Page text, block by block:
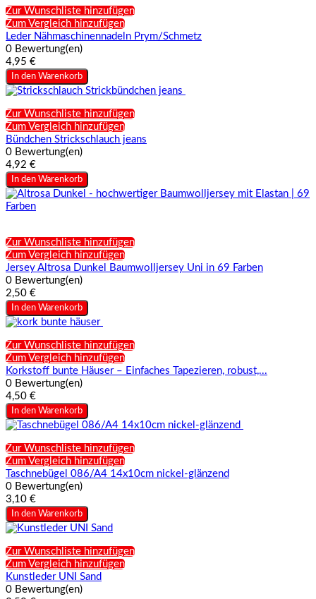
Zur Wunschliste hinzufügen
Zum Vergleich hinzufügen
Leder Nähmaschinennadeln Prym/Schmetz
0 Bewertung(en)
4,95 €
In den Warenkorb
Zur Wunschliste hinzufügen
Zum Vergleich hinzufügen
Bündchen Strickschlauch jeans
0 Bewertung(en)
4,92 €
In den Warenkorb
Zur Wunschliste hinzufügen
Zum Vergleich hinzufügen
Jersey Altrosa Dunkel Baumwolljersey Uni in 69 Farben
0 Bewertung(en)
2,50 €
In den Warenkorb
Zur Wunschliste hinzufügen
Zum Vergleich hinzufügen
Korkstoff bunte Häuser – Einfaches Tapezieren, robust,...
0 Bewertung(en)
4,50 €
In den Warenkorb
Zur Wunschliste hinzufügen
Zum Vergleich hinzufügen
Taschnebügel 086/A4 14x10cm nickel-glänzend
0 Bewertung(en)
3,10 €
In den Warenkorb
Zur Wunschliste hinzufügen
Zum Vergleich hinzufügen
Kunstleder UNI Sand
0 Bewertung(en)